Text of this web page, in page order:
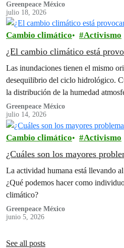
Greenpeace México
julio 18, 2026
Cambio climático Activismo
¿El cambio climático está
Las inundaciones tienen el mismo
desequilibrio del ciclo hidrológico.
la distribución de la humedad
cambio climático originado por las
Greenpeace México
julio 14, 2026
Cambio climático Activismo
¿Cuáles son los mayores
La actividad humana está llevando
¿Qué podemos hacer como
climático?
Greenpeace México
junio 5, 2026
See all posts